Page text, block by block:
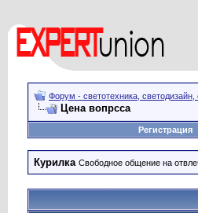
Форум - светотехника,
Цена вопрсса
Регистрация
Курилка Свободное общение на